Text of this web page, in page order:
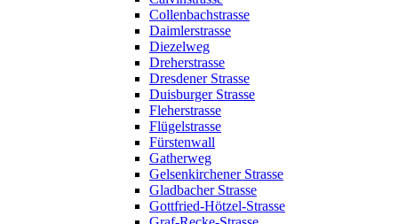
Collenbachstrasse
Daimlerstrasse
Diezelweg
Dreherstrasse
Dresdener Strasse
Duisburger Strasse
Fleherstrasse
Flügelstrasse
Fürstenwall
Gatherweg
Gelsenkirchener Strasse
Gladbacher Strasse
Gottfried-Hötzel-Strasse